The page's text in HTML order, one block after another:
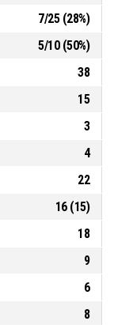
7/25(28%)
5/10(50%)
38
15
3
4
22
16(15)
18
9
6
8